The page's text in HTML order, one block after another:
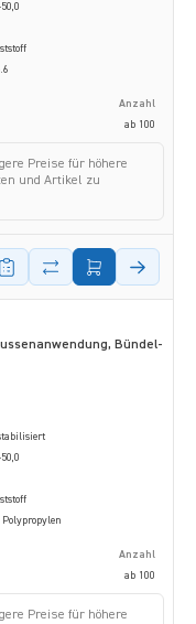
Anzahl
ab 100
Preise für höhere
und Artikel zu
Bündel-
Polypropylen
Anzahl
ab 100
Preise für höhere